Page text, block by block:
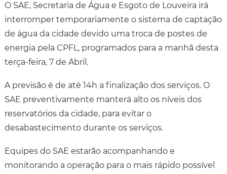
O SAE, Secretaria de Água e Esgoto de Louveira irá
interromper temporariamente o sistema de captação
de água da cidade devido uma troca de postes de
energia pela CPFL, programados para a manhã desta
terça-feira, 7 de Abril.
A previsão é de até 14h a finalização dos serviços. O
SAE preventivamente manterá alto os níveis dos
reservatórios da cidade, para evitar o
desabastecimento durante os serviços.
Equipes do SAE estarão acompanhando e
monitorando a operação para o mais rápido possível